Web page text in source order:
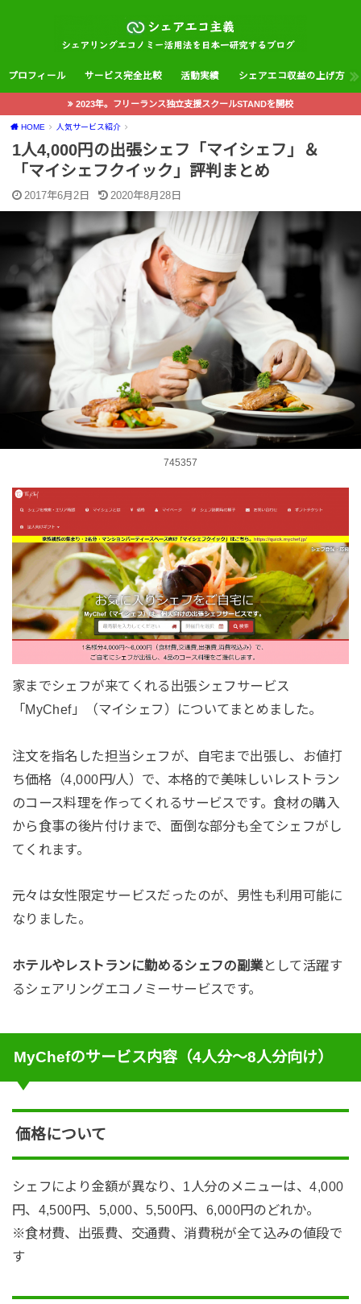
プロフィール サービス完全比較 活動実績 シェアエコ収益の上げ方
2023年。フリーランス独立支援スクールSTANDを開校
HOME 人気サービス紹介
1人4,000円の出張シェフ「マイシェフ」＆
「マイシェフクイック」評判まとめ
2017年6月2日 2020年8月28日
745357
家までシェフが来てくれる出張シェフサービス
「MyChef」（マイシェフ）についてまとめました。
注文を指名した担当シェフが、自宅まで出張し、お値打
ち価格（4,000円/人）で、本格的で美味しいレストラン
のコース料理を作ってくれるサービスです。食材の購入
から食事の後片付けまで、面倒な部分も全てシェフがし
てくれます。
元々は女性限定サービスだったのが、男性も利用可能に
なりました。
ホテルやレストランに勤めるシェフの副業として活躍す
るシェアリングエコノミーサービスです。
MyChefのサービス内容（4人分〜8人分向け）
価格について
シェフにより金額が異なり、1人分のメニューは、4,000
円、4,500円、5,000、5,500円、6,000円のどれか。
※食材費、出張費、交通費、消費税が全て込みの値段で
す